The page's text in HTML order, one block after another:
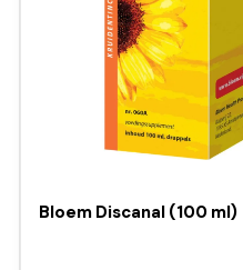
Bloem Discanal (100 ml)